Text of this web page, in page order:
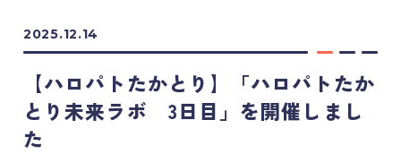
2025.12.14
【ハロパトたかとり】「ハロパトたか
とり未来ラボ 3日目」を開催しまし
た